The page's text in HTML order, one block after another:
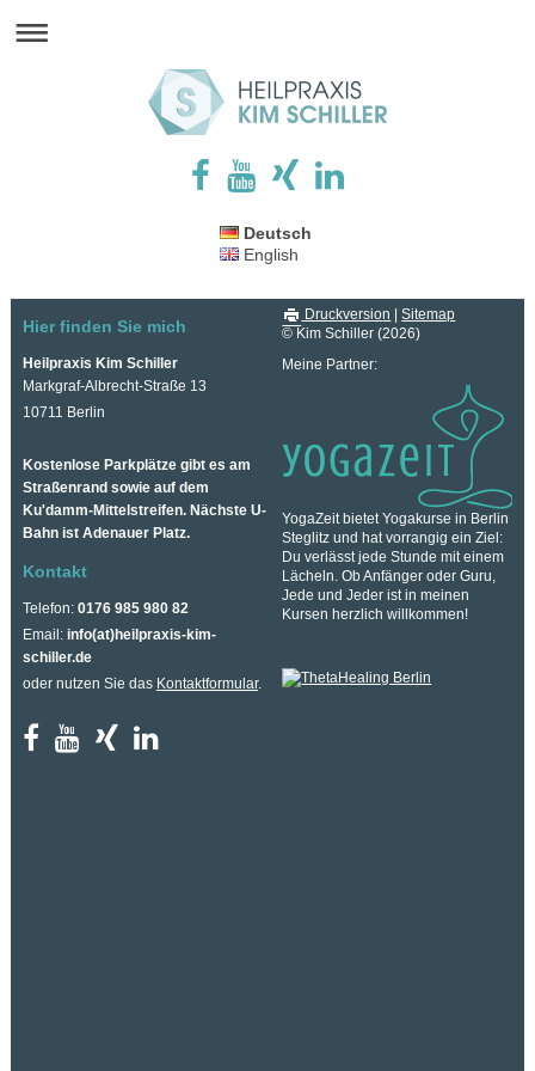
Deutsch
English
Hier finden Sie mich
Heilpraxis Kim Schiller
Markgraf-Albrecht-Straße 13
10711 Berlin
Kostenlose Parkplätze gibt es am
Straßenrand sowie auf dem
Ku'damm-Mittelstreifen. Nächste U-
Bahn ist Adenauer Platz.
Kontakt
Telefon: 0176 985 980 82
Email: info(at)heilpraxis-kim-
schiller.de
oder nutzen Sie das Kontaktformular.
Druckversion
Sitemap
© Kim Schiller (2026)
Meine Partner:
YogaZeit bietet Yogakurse in Berlin
Steglitz und hat vorrangig ein Ziel:
Du verlässt jede Stunde mit einem
Lächeln. Ob Anfänger oder Guru,
Jede und Jeder ist in meinen
Kursen herzlich willkommen!